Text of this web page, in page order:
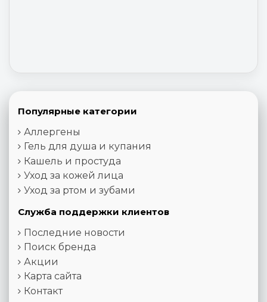
Популярные категории
Аллергены
Гель для душа и купания
Кашель и простуда
Уход за кожей лица
Уход за ртом и зубами
Служба поддержки клиентов
Последние новости
Поиск бренда
Акции
Карта сайта
Контакт